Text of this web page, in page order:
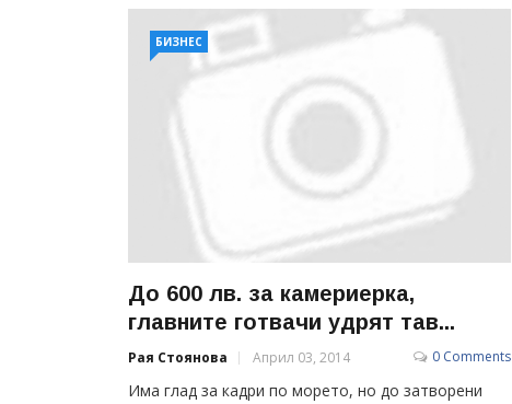
БИЗНЕС
До 600 лв. за камериерка,
главните готвачи удрят тав...
Рая Стоянова Април 03, 2014 0 Comments
Има глад за кадри по морето, но до затворени